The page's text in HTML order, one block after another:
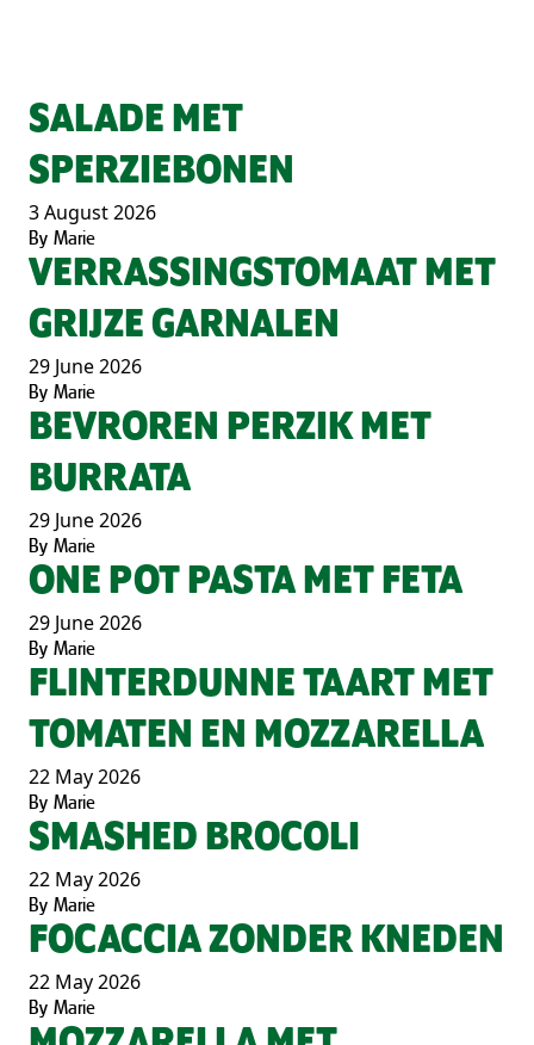
SALADE MET
SPERZIEBONEN
3 August 2026
By Marie
VERRASSINGSTOMAAT MET
GRIJZE GARNALEN
29 June 2026
By Marie
BEVROREN PERZIK MET
BURRATA
29 June 2026
By Marie
ONE POT PASTA MET FETA
29 June 2026
By Marie
FLINTERDUNNE TAART MET
TOMATEN EN MOZZARELLA
22 May 2026
By Marie
SMASHED BROCOLI
22 May 2026
By Marie
FOCACCIA ZONDER KNEDEN
22 May 2026
By Marie